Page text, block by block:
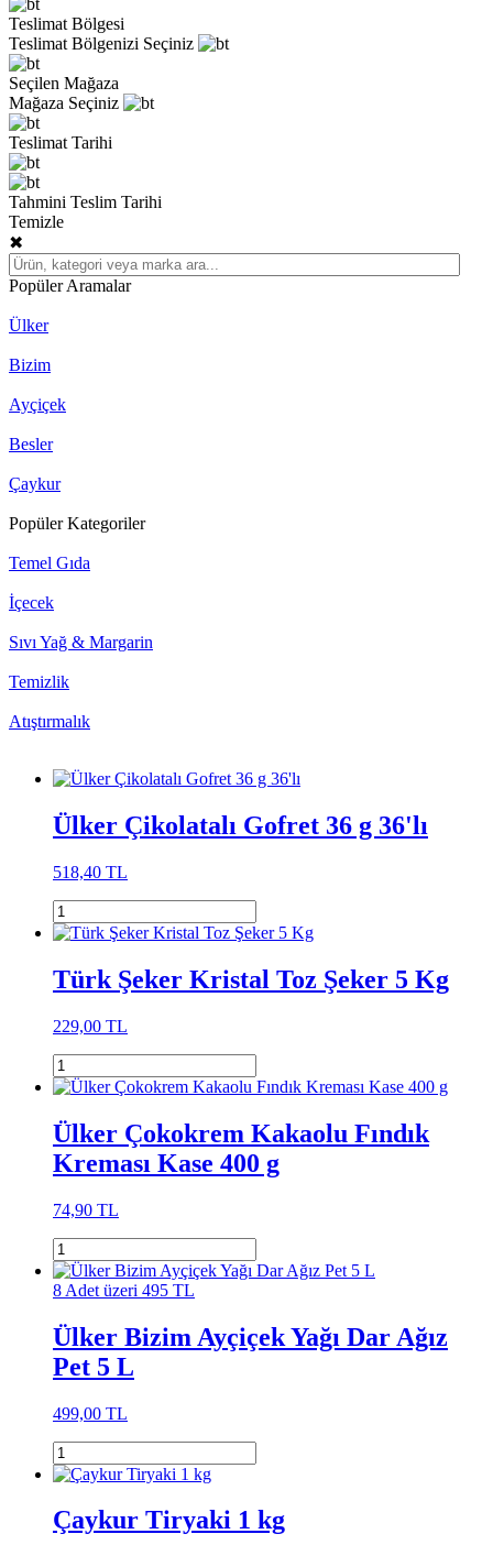
Teslimat Bölgesi
Teslimat Bölgenizi Seçiniz
Seçilen Mağaza
Mağaza Seçiniz
Teslimat Tarihi
Tahmini Teslim Tarihi
Temizle
✖
Popüler Aramalar
Ülker
Bizim
Ayçiçek
Besler
Çaykur
Popüler Kategoriler
Temel Gıda
İçecek
Sıvı Yağ & Margarin
Temizlik
Atıştırmalık
Ülker Çikolatalı Gofret 36 g 36'lı
518,40 TL
Türk Şeker Kristal Toz Şeker 5 Kg
229,00 TL
Ülker Çokokrem Kakaolu Fındık
Kreması Kase 400 g
74,90 TL
8 Adet üzeri 495 TL
Ülker Bizim Ayçiçek Yağı Dar Ağız
Pet 5 L
499,00 TL
Çaykur Tiryaki 1 kg